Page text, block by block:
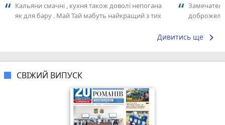
Кальяни смачні , кухня також доволі непогана
як для бару . Май Тай мабуть найкращий з тих
Дивитись ще keyboard_arrow_right
СВІЖИЙ ВИПУСК